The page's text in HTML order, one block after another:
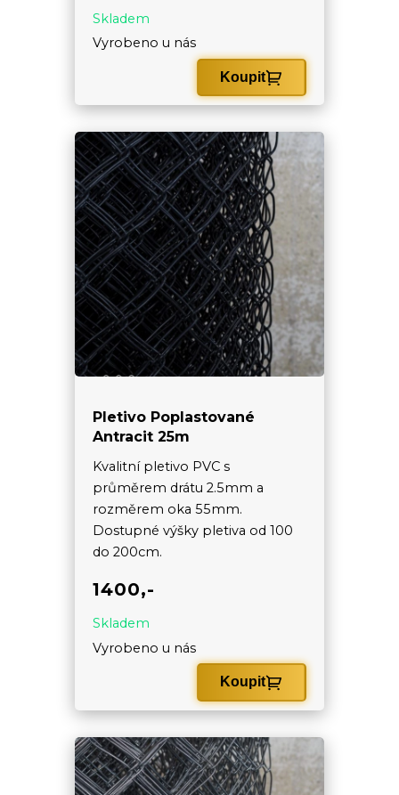
Skladem
Vyrobeno u nás
Koupit
Pletivo Poplastované
Antracit 25m
Kvalitní pletivo PVC s
průměrem drátu 2.5mm a
rozměrem oka 55mm.
Dostupné výšky pletiva od 100
do 200cm.
1400,-
Skladem
Vyrobeno u nás
Koupit